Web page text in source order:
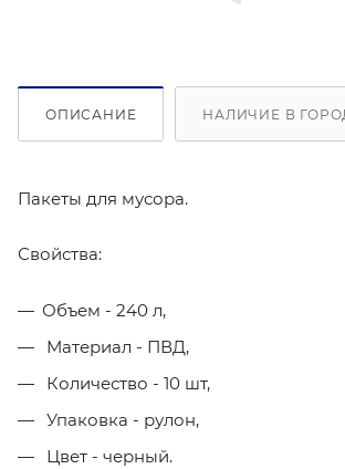
ОПИСАНИЕ НАЛИЧИЕ В
Пакеты для мусора.
Свойства:
Объем - 240 л,
Материал - ПВД,
Количество - 10 шт,
Упаковка - рулон,
Цвет - черный.